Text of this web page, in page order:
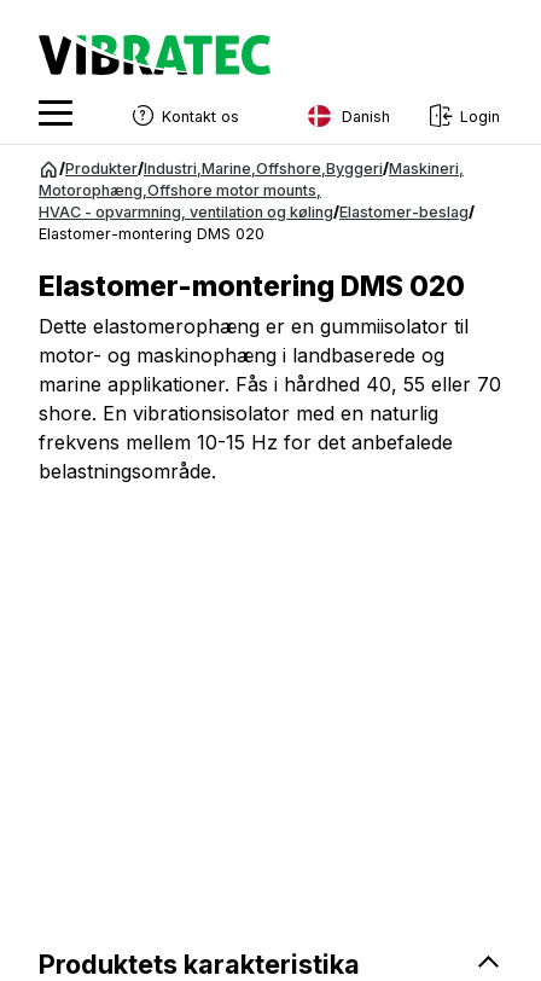
Spring
indhold
Kontakt os Danish
English
Swedish
French
Estonian
Finnish
Danish
Login
/Produkter/Industri Marine Offshore Byggeri/Maskineri
Motorophæng Offshore motor mounts
HVAC - opvarmning, ventilation og køling/Elastomer-beslag/
Elastomer-montering DMS 020
Elastomer-montering DMS 020
Dette elastomerophæng er en gummiisolator til
motor- og maskinophæng i landbaserede og
marine applikationer. Fås i hårdhed 40, 55 eller 70
shore. En vibrationsisolator med en naturlig
frekvens mellem 10-15 Hz for det anbefalede
belastningsområde.
Produktets karakteristika